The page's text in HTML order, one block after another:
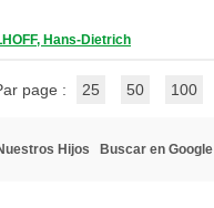
Hans-Dietrich
page : 25 50 100
Hijos Buscar en Google